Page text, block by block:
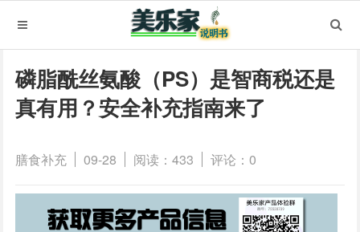
磷脂酰丝氨酸（PS）是智商税还是
真有用？安全补充指南来了
膳食补充 09-28 阅读：433 评论：0